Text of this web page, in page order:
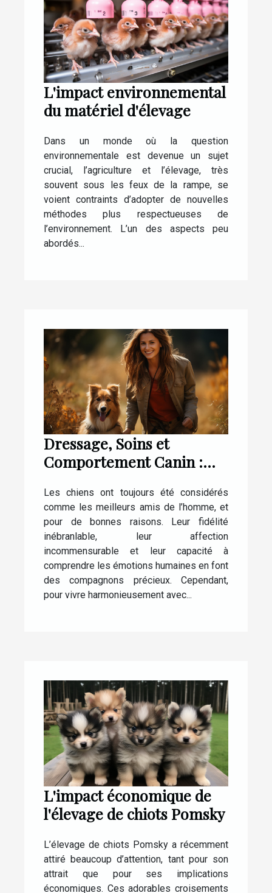
L'impact environnemental
du matériel d'élevage
Dans un monde où la question
environnementale est devenue un sujet
crucial, l’agriculture et l’élevage, très
souvent sous les feux de la rampe, se
voient contraints d’adopter de nouvelles
méthodes plus respectueuses de
l’environnement. L’un des aspects peu
abordés...
Dressage, Soins et
Comportement Canin :
Savoir
Les chiens ont toujours été considérés
comme les meilleurs amis de l’homme, et
pour de bonnes raisons. Leur fidélité
inébranlable, leur affection
incommensurable et leur capacité à
comprendre les émotions humaines en font
des compagnons précieux. Cependant,
pour vivre harmonieusement avec...
L'impact économique de
l'élevage de chiots Pomsky
L’élevage de chiots Pomsky a récemment
attiré beaucoup d’attention, tant pour son
attrait que pour ses implications
économiques. Ces adorables croisements